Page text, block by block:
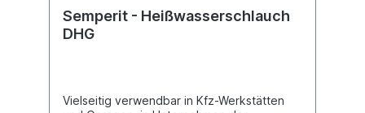
Semperit - Heißwasserschlauch
DHG
Vielseitig verwendbar in Kfz-Werkstätten